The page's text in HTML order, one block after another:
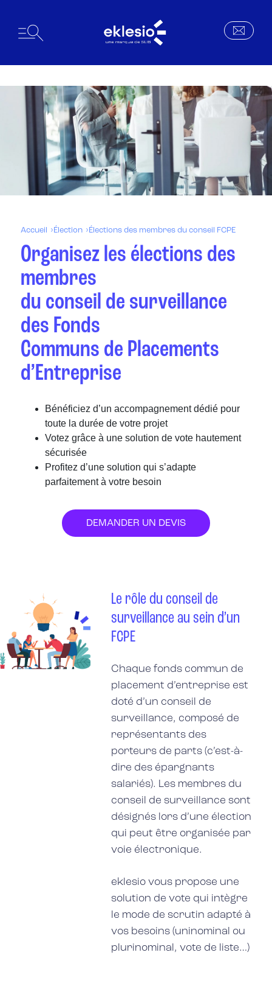
Accueil Élection Élections des membres du conseil FCPE
Organisez les élections des
membres
du conseil de surveillance
des Fonds
Communs de Placements
d’Entreprise
Bénéficiez d’un accompagnement dédié pour
toute la durée de votre projet
Votez grâce à une solution de vote hautement
sécurisée
Profitez d’une solution qui s’adapte
parfaitement à votre besoin
DEMANDER UN DEVIS
Le rôle du conseil de
surveillance au sein d’un
FCPE
Chaque fonds commun de
placement d’entreprise est
doté d’un conseil de
surveillance, composé de
représentants des
porteurs de parts (c’est-à-
dire des épargnants
salariés). Les membres du
conseil de surveillance sont
désignés lors d’une élection
qui peut être organisée par
voie électronique.
eklesio vous propose une
solution de vote qui intègre
le mode de scrutin adapté à
vos besoins (uninominal ou
plurinominal, vote de liste…)